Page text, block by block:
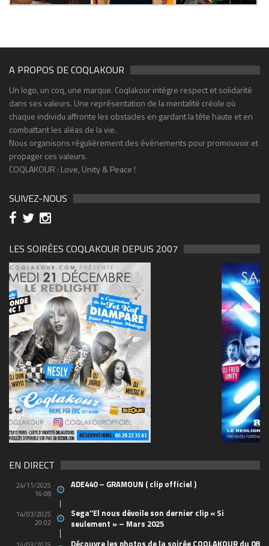
A PROPOS DE COQLAKOUR
Un logo, un coq, une marque. Coqlakour intègre respect et solidarité
dans ses valeurs. Une représentation de la mentalité créole où
chaque individu affronte les obstacles en gardant la tête haute et en
combattant les aléas de la vie.
Nous organisons régulièrement des événements pour promouvoir et
propager ces valeurs.
COQLAKOUR : Love, Unity & Peace !
SUIVEZ-NOUS
LES SOIRÉES COQLAKOUR DEPUIS 2007
(1)
EN DIRECT
24/11/2025
16:08
ADE440 – GRAMOUN ( clip officiel )
14/03/2025
20:02
Sega’’El nous dévoile son dernier clip « Si
seulement » – Mars 2025
Découvre les photos de la soirée COQLAKOUR du 08